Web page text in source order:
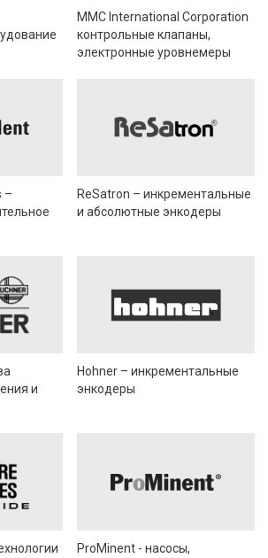
MMC International Corporation
контрольные клапаны,
электронные уровнемеры
–
ReSatron – инкрементальные
и абсолютные энкодеры
и
Hohner – инкрементальные
энкодеры
ProMinent - насосы,